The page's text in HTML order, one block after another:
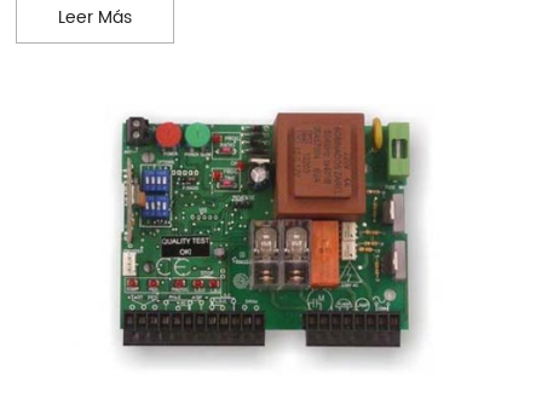
Leer MásCÓMO INSTALAR UN MOTOR TILT EN UNA PUERTA